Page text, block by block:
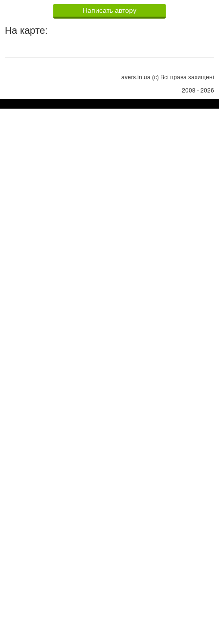
Написать автору
На карте:
avers.in.ua (с) Всі права захищені
2008 - 2026